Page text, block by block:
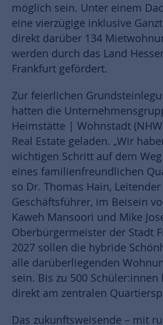
möglich sein. Unter einem
eine vierzügige inklusive
direkt darüber 134
werden durch das Land
Frankfurt gefördert.
Zur feierlichen
hatten die
Heimstätte | Wohnstadt
Real Estate geladen. „Wir
wichtigen Schritt auf dem
eines familienfreundlichen
so Dr. Thomas Hain, Leitender
Geschäftsführer, im Beisein
Kaweh Mansoori und Mike
Oberbürgermeister der Stadt
2027 sollen die hybride
alle darüberliegenden
sein. Bis zu 500
direkt am zentralen
Das zukunftsweisende – mit